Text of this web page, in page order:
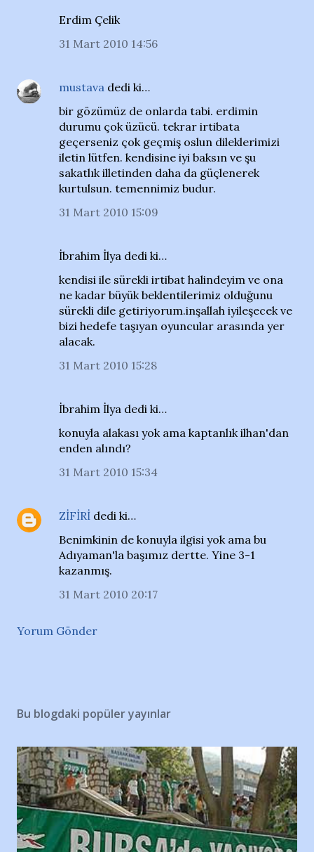
Erdim Çelik
31 Mart 2010 14:56
mustava dedi ki…
bir gözümüz de onlarda tabi. erdimin
durumu çok üzücü. tekrar irtibata
geçerseniz çok geçmiş oslun dileklerimizi
iletin lütfen. kendisine iyi baksın ve şu
sakatlık illetinden daha da güçlenerek
kurtulsun. temennimiz budur.
31 Mart 2010 15:09
İbrahim İlya dedi ki…
kendisi ile sürekli irtibat halindeyim ve ona
ne kadar büyük beklentilerimiz olduğunu
sürekli dile getiriyorum.inşallah iyileşecek ve
bizi hedefe taşıyan oyuncular arasında yer
alacak.
31 Mart 2010 15:28
İbrahim İlya dedi ki…
konuyla alakası yok ama kaptanlık ilhan'dan
enden alındı?
31 Mart 2010 15:34
ZİFİRİ dedi ki…
Benimkinin de konuyla ilgisi yok ama bu
Adıyaman'la başımız dertte. Yine 3-1
kazanmış.
31 Mart 2010 20:17
Yorum Gönder
Bu blogdaki popüler yayınlar